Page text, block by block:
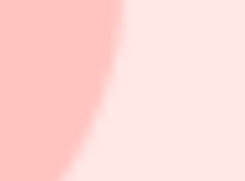
av verksamheten med fullt
till motsvarande 300